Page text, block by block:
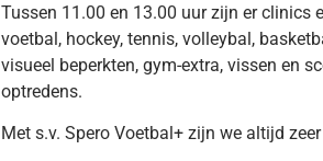
Tussen 11.00 en 13.00 uur zijn er clinics
voetbal, hockey, tennis, volleybal,
visueel beperkten, gym-extra, vissen en
optredens.
Met s.v. Spero Voetbal+ zijn we altijd